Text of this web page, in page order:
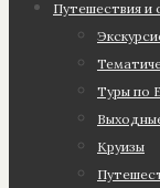
Путешествия и
Туры по
Круизы